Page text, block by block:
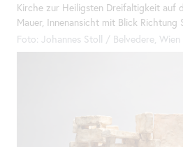
Kirche zur Heiligsten Dreifaltigkeit auf
Mauer, Innenansicht mit Blick Richtung
Foto: Johannes Stoll / Belvedere, Wien